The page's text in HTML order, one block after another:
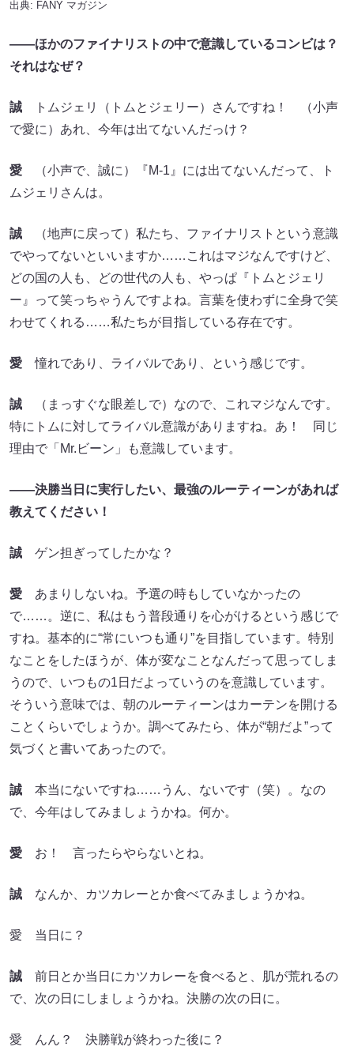
出典: FANY マガジン
――ほかのファイナリストの中で意識しているコンビは？
それはなぜ？
誠 トムジェリ（トムとジェリー）さんですね！ （小声
で愛に）あれ、今年は出てないんだっけ？
愛 （小声で、誠に）『M-1』には出てないんだって、ト
ムジェリさんは。
誠 （地声に戻って）私たち、ファイナリストという意識
でやってないといいますか……これはマジなんですけど、
どの国の人も、どの世代の人も、やっぱ『トムとジェリ
ー』って笑っちゃうんですよね。言葉を使わずに全身で笑
わせてくれる……私たちが目指している存在です。
愛 憧れであり、ライバルであり、という感じです。
誠 （まっすぐな眼差しで）なので、これマジなんです。
特にトムに対してライバル意識がありますね。あ！ 同じ
理由で「Mr.ビーン」も意識しています。
――決勝当日に実行したい、最強のルーティーンがあれば
教えてください！
誠 ゲン担ぎってしたかな？
愛 あまりしないね。予選の時もしていなかったの
で……。逆に、私はもう普段通りを心がけるという感じで
すね。基本的に“常にいつも通り”を目指しています。特別
なことをしたほうが、体が変なことなんだって思ってしま
うので、いつもの1日だよっていうのを意識しています。
そういう意味では、朝のルーティーンはカーテンを開ける
ことくらいでしょうか。調べてみたら、体が“朝だよ”って
気づくと書いてあったので。
誠 本当にないですね……うん、ないです（笑）。なの
で、今年はしてみましょうかね。何か。
愛 お！ 言ったらやらないとね。
誠 なんか、カツカレーとか食べてみましょうかね。
愛 当日に？
誠 前日とか当日にカツカレーを食べると、肌が荒れるの
で、次の日にしましょうかね。決勝の次の日に。
愛 んん？ 決勝戦が終わった後に？